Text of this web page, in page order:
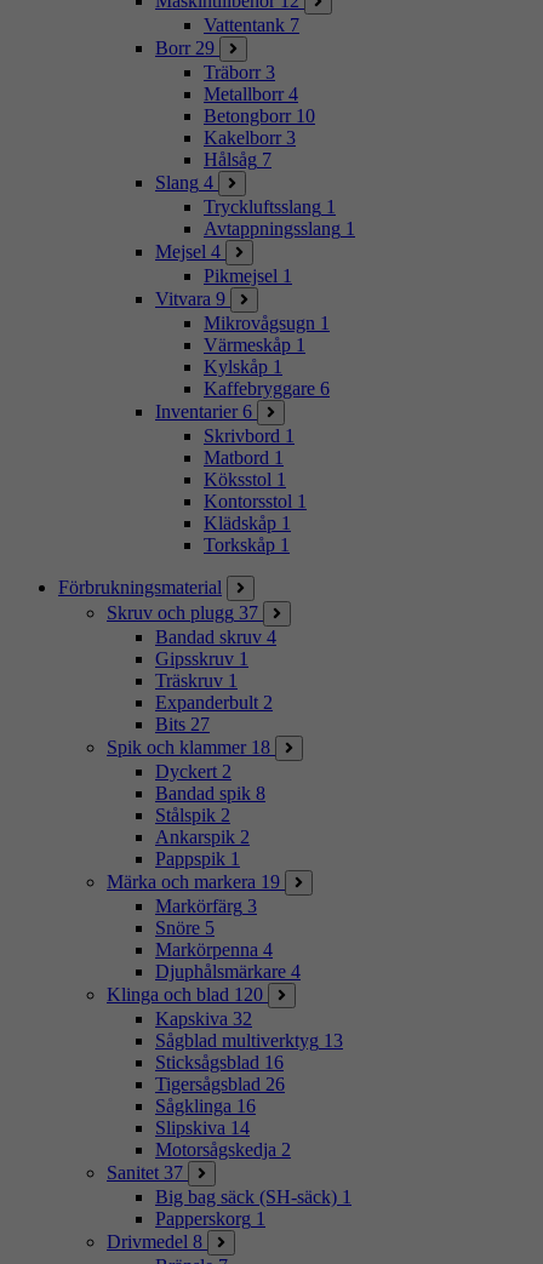
Vattentank 7
Borr 29
Träborr 3
Metallborr 4
Betongborr 10
Kakelborr 3
Hålsåg 7
Slang 4
Tryckluftsslang 1
Avtappningsslang 1
Mejsel 4
Pikmejsel 1
Vitvara 9
Mikrovågsugn 1
Värmeskåp 1
Kylskåp 1
Kaffebryggare 6
Inventarier 6
Skrivbord 1
Matbord 1
Köksstol 1
Kontorsstol 1
Klädskåp 1
Torkskåp 1
Förbrukningsmaterial
Skruv och plugg 37
Bandad skruv 4
Gipsskruv 1
Träskruv 1
Expanderbult 2
Bits 27
Spik och klammer 18
Dyckert 2
Bandad spik 8
Stålspik 2
Ankarspik 2
Pappspik 1
Märka och markera 19
Markörfärg 3
Snöre 5
Markörpenna 4
Djuphålsmärkare 4
Klinga och blad 120
Kapskiva 32
Sågblad multiverktyg 13
Sticksågsblad 16
Tigersågsblad 26
Sågklinga 16
Slipskiva 14
Motorsågskedja 2
Sanitet 37
Big bag säck (SH-säck) 1
Papperskorg 1
Drivmedel 8